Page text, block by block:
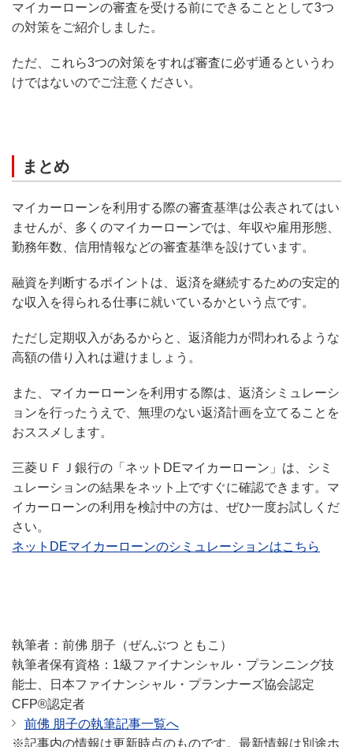
マイカーローンの審査を受ける前にできることとして3つ
の対策をご紹介しました。
ただ、これら3つの対策をすれば審査に必ず通るというわ
けではないのでご注意ください。
まとめ
マイカーローンを利用する際の審査基準は公表されてはい
ませんが、多くのマイカーローンでは、年収や雇用形態、
勤務年数、信用情報などの審査基準を設けています。
融資を判断するポイントは、返済を継続するための安定的
な収入を得られる仕事に就いているかという点です。
ただし定期収入があるからと、返済能力が問われるような
高額の借り入れは避けましょう。
また、マイカーローンを利用する際は、返済シミュレーシ
ョンを行ったうえで、無理のない返済計画を立てることを
おススメします。
三菱ＵＦＪ銀行の「ネットDEマイカーローン」は、シミ
ュレーションの結果をネット上ですぐに確認できます。マ
イカーローンの利用を検討中の方は、ぜひ一度お試しくだ
さい。
ネットDEマイカーローンのシミュレーションはこちら
執筆者：前佛 朋子（ぜんぶつ ともこ）
執筆者保有資格：1級ファイナンシャル・プランニング技
能士、日本ファイナンシャル・プランナーズ協会認定
CFP®認定者
前佛 朋子の執筆記事一覧へ
※記事内の情報は更新時点のものです。最新情報は別途ホ